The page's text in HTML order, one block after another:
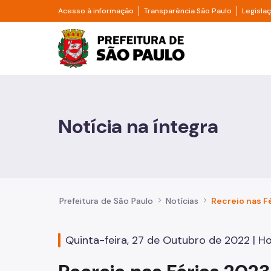
Pular para o Conteúdo principal
Acesso à informação Divisor de acesso à informação
Transparência São Paulo Divisor
Prefeitura de São
Casa e Moradia
Educação
Notícia na íntegra
Prefeitura de São Paulo Notícias
Quinta-feira, 27 de Outubro de 2022 |